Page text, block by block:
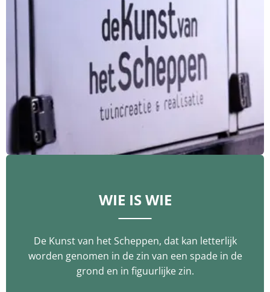
WIE IS WIE
De Kunst van het Scheppen, dat kan letterlijk
worden genomen in de zin van een spade in de
grond en in figuurlijke zin.